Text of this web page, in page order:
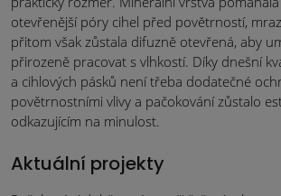
otevřenější póry cihel před povětrností,
přitom však zůstala difuzně otevřená, aby
přirozeně pracovat s vlhkostí. Díky dnešní
a cihlových pásků není třeba dodatečné
povětrnostními vlivy a pačokování zůstalo
odkazujícím na minulost.
Aktuální projekty